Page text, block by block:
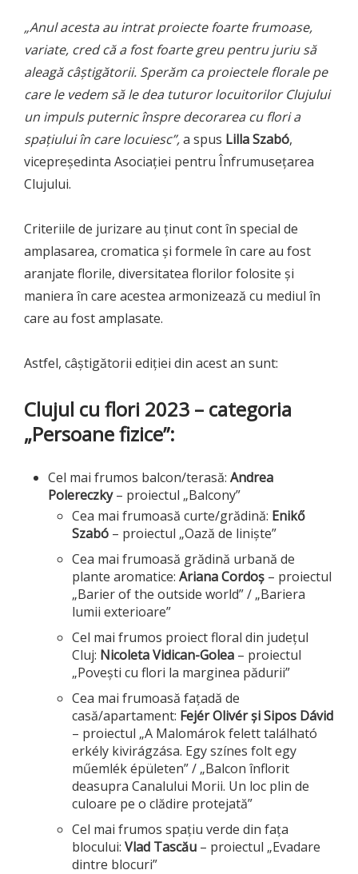
„Anul acesta au intrat proiecte foarte frumoase,
variate, cred că a fost foarte greu pentru juriu să
aleagă câștigătorii. Sperăm ca proiectele florale pe
care le vedem să le dea tuturor locuitorilor Clujului
un impuls puternic înspre decorarea cu flori a
spațiului în care locuiesc”,a spus Lilla Szabó,
vicepreședinta Asociației pentru Înfrumusețarea
Clujului.
Criteriile de jurizare au ținut cont în special de
amplasarea, cromatica şi formele în care au fost
aranjate florile, diversitatea florilor folosite și
maniera în care acestea armonizează cu mediul în
care au fost amplasate.
Astfel, câștigătorii ediției din acest an sunt:
Clujul cu flori 2023 – categoria
„Persoane fizice”:
Cel mai frumos balcon/terasă: Andrea
Polereczky– proiectul „Balcony”
Cea mai frumoasă curte/grădină: Enikő
Szabó – proiectul „Oază de liniște”
Cea mai frumoasă grădină urbană de
plante aromatice: Ariana Cordoș – proiectul
„Barier of the outside world” / „Bariera
lumii exterioare”
Cel mai frumos proiect floral din județul
Cluj: Nicoleta Vidican-Golea – proiectul
„Povești cu flori la marginea pădurii”
Cea mai frumoasă fațadă de
casă/apartament: Fejér Olivér și Sipos Dávid
– proiectul „A Malomárok felett található
erkély kivirágzása. Egy színes folt egy
műemlék épületen” / „Balcon înflorit
deasupra Canalului Morii. Un loc plin de
culoare pe o clădire protejată”
Cel mai frumos spațiu verde din fața
blocului: Vlad Tascău – proiectul „Evadare
dintre blocuri”